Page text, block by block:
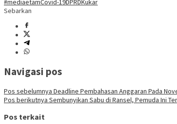
Share
#mediaetamCovid-19DPRDKukar
Sebarkan
Navigasi pos
Pos sebelumnya Deadline Pembahasan Anggaran Pada
Pos berikutnya Sembunyikan Sabu di Ransel, Pemuda Ini
Pos terkait